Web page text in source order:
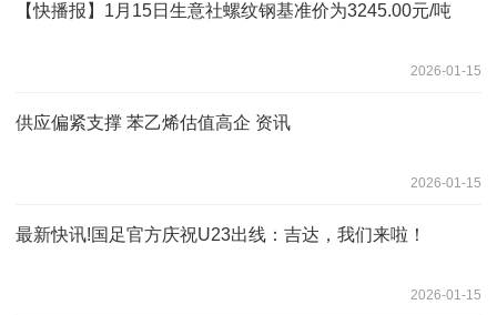
【快播报】1月15日生意社螺纹钢基准价为3245.00元/吨
2026-01-15
供应偏紧支撑 苯乙烯估值高企 资讯
2026-01-15
最新快讯!国足官方庆祝U23出线：吉达，我们来啦！
2026-01-15